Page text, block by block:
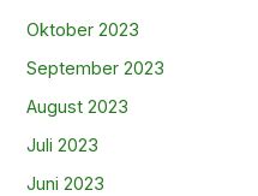
Oktober 2023
September 2023
August 2023
Juli 2023
Juni 2023